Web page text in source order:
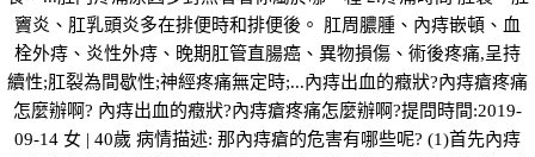
竇炎、肛乳頭炎多在排便時和排便後。 肛周膿腫、內痔嵌頓、血
栓外痔、炎性外痔、晚期肛管直腸癌、異物損傷、術後疼痛,呈持
續性;肛裂為間歇性;神經疼痛無定時;...內痔出血的癥狀?內痔瘡疼痛
怎麼辦啊? 內痔出血的癥狀?內痔瘡疼痛怎麼辦啊?提問時間:2019-
09-14 女 | 40歲 病情描述: 那內痔瘡的危害有哪些呢? (1)首先內痔